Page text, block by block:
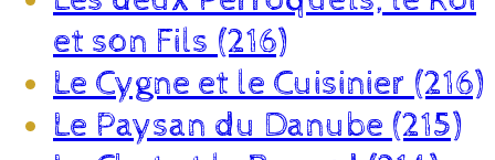
et son Fils (216)
Le Cygne et le Cuisinier (216)
Le Paysan du Danube (215)